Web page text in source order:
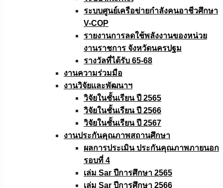
ระบบศูนย์เครือข่ายกำลังคนอาชีวศึกษา
V-COP
รายงานการลดใช้พลังงานของหน่วย
งานราชการ จังหวัดนครปฐม
รางวัลที่ได้รับ 65-68
งานความร่วมมือ
งานวิจัยเเละพัฒนาฯ
วิจัยในชั้นเรียน ปี 2565
วิจัยในชั้นเรียน ปี 2566
วิจัยในชั้นเรียน ปี 2567
งานประกันคุณภาพสถานศึกษา
ผลการประเมิน ประกันคุณภาพภายนอก
รอบที่ 4
เล่ม Sar ปีการศึกษา 2565
เล่ม Sar ปีการศึกษา 2566